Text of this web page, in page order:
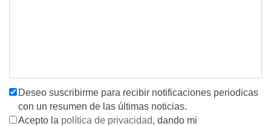
Deseo suscribirme para recibir notificaciones periodicas
con un resumen de las últimas noticias.
Acepto la política de privacidad, dando mi